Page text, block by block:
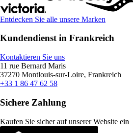
Entdecken Sie alle unsere Marken
Kundendienst in Frankreich
Kontaktieren Sie uns
11 rue Bernard Maris
37270 Montlouis-sur-Loire, Frankreich
+33 1 86 47 62 58
Sichere Zahlung
Kaufen Sie sicher auf unserer Website ein